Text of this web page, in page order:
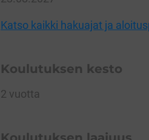
Katso kaikki hakuajat ja
Koulutuksen kesto
2 vuotta